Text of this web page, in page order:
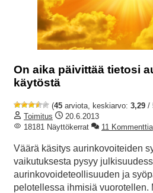
On aika päivittää tietosi
käytöstä
(45 arviota, keskiarvo: 3,29 /
Toimitus
20.6.2013
18181 Näyttökerrat
11 Kommenttia
Väärä käsitys aurinkovoiteiden
vaikutuksesta pysyy
aurinkovoideteollisuuden ja
pelotellessa ihmisiä vuorotellen.